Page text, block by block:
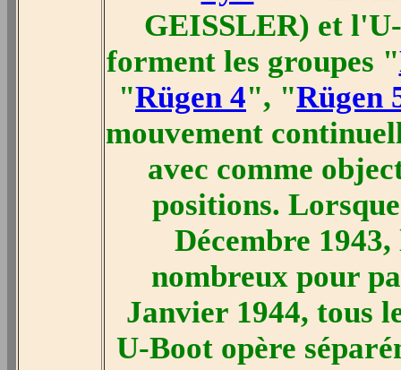
GEISSLER) et
forment les groupes "
"Rügen 4", "Rügen
mouvement
avec comme
positions.
Décembre 1943,
nombreux pour
Janvier 1944, tous
U-Boot opère